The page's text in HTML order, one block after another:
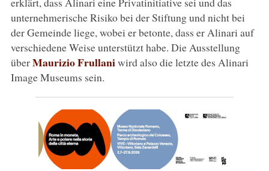
unternehmerische Risiko bei der Stiftung und nicht bei
der Gemeinde liege, wobei er betonte, dass er Alinari auf
verschiedene Weise unterstützt habe. Die Ausstellung
überMaurizio Frullaniwird also die letzte des Alinari
Image Museums sein.